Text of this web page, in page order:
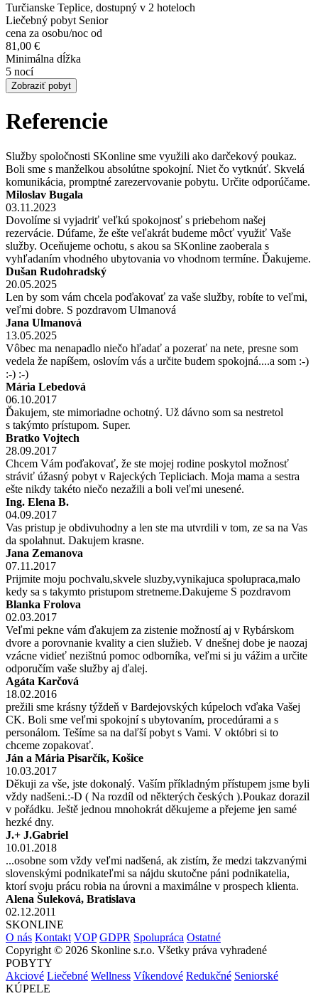
Turčianske Teplice, dostupný v 2 hoteloch
Liečebný pobyt Senior
cena za osobu/noc od
81,00 €
Minimálna dĺžka
5 nocí
Zobraziť pobyt
Referencie
Služby spoločnosti SKonline sme využili ako darčekový poukaz.
Boli sme s manželkou absolútne spokojní. Niet čo vytknúť. Skvelá
komunikácia, promptné zarezervovanie pobytu. Určite odporúčame.
Miloslav Bugala
03.11.2023
Dovolíme si vyjadriť veľkú spokojnosť s priebehom našej
rezervácie. Dúfame, že ešte veľakrát budeme môcť využiť Vaše
služby. Oceňujeme ochotu, s akou sa SKonline zaoberala s
vyhľadaním vhodného ubytovania vo vhodnom termíne. Ďakujeme.
Dušan Rudohradský
20.05.2025
Len by som vám chcela poďakovať za vaše služby, robíte to veľmi,
veľmi dobre. S pozdravom Ulmanová
Jana Ulmanová
13.05.2025
Vôbec ma nenapadlo niečo hľadať a pozerať na nete, presne som
vedela že napíšem, oslovím vás a určite budem spokojná....a som :-)
:-) :-)
Mária Lebedová
06.10.2017
Ďakujem, ste mimoriadne ochotný. Už dávno som sa nestretol
s takýmto prístupom. Super.
Bratko Vojtech
28.09.2017
Chcem Vám poďakovať, že ste mojej rodine poskytol možnosť
stráviť úžasný pobyt v Rajeckých Tepliciach. Moja mama a sestra
ešte nikdy takéto niečo nezažili a boli veľmi unesené.
Ing. Elena B.
04.09.2017
Vas pristup je obdivuhodny a len ste ma utvrdili v tom, ze sa na Vas
da spolahnut. Dakujem krasne.
Jana Zemanova
07.11.2017
Prijmite moju pochvalu,skvele sluzby,vynikajuca spolupraca,malo
kedy sa s takymto pristupom stretneme.Dakujeme S pozdravom
Blanka Frolova
02.03.2017
Veľmi pekne vám ďakujem za zistenie možností aj v Rybárskom
dvore a porovnanie kvality a cien služieb. V dnešnej dobe je naozaj
vzácne vidieť nezištnú pomoc odborníka, veľmi si ju vážim a určite
odporučím vaše služby aj ďalej.
Agáta Karčová
18.02.2016
prežili sme krásny týždeň v Bardejovských kúpeloch vďaka Vašej
CK. Boli sme veľmi spokojní s ubytovaním, procedúrami a s
personálom. Tešíme sa na daľší pobyt s Vami. V októbri si to
chceme zopakovať.
Ján a Mária Pisarčík, Košice
10.03.2017
Děkuji za vše, jste dokonalý. Vaším příkladným přístupem jsme byli
vždy nadšeni.:-D ( Na rozdíl od některých českých ).Poukaz dorazil
v pořádku. Ještě jednou mnohokrát děkujeme a přejeme jen samé
hezké dny.
J.+ J.Gabriel
10.01.2018
...osobne som vždy veľmi nadšená, ak zistím, že medzi takzvanými
slovenskými podnikateľmi sa nájdu skutočne páni podnikatelia,
ktorí svoju prácu robia na úrovni a maximálne v prospech klienta.
Alena Šuleková, Bratislava
02.12.2011
SKONLINE
O nás Kontakt VOP GDPR Spolupráca Ostatné
Copyright © 2026 Skonline s.r.o. Všetky práva vyhradené
POBYTY
Akciové Liečebné Wellness Víkendové Redukčné Seniorské
KÚPELE